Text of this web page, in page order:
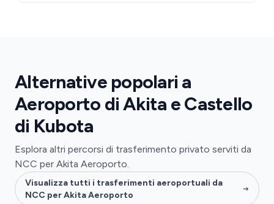
Alternative popolari a
Aeroporto di Akita e Castello
di Kubota
Esplora altri percorsi di trasferimento privato serviti da
NCC per Akita Aeroporto.
Visualizza tutti i trasferimenti aeroportuali da
NCC per Akita Aeroporto